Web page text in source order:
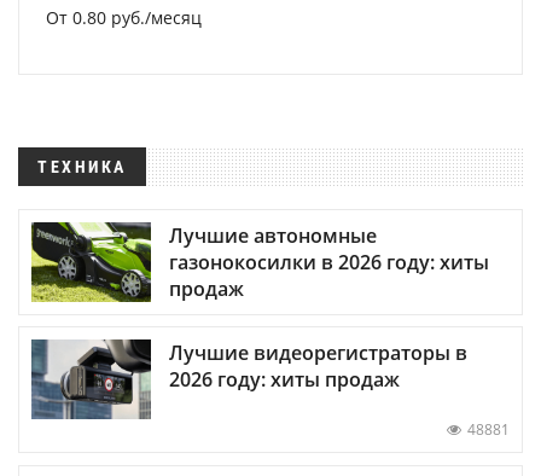
От 0.80 руб./месяц
ТЕХНИКА
Лучшие автономные
газонокосилки в 2026 году: хиты
продаж
Лучшие видеорегистраторы в
2026 году: хиты продаж
48881